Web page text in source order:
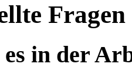
Fragen
in der